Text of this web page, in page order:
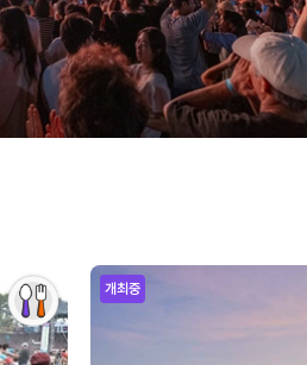
개최중